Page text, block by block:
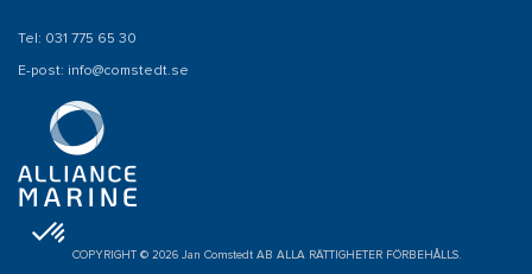
Tel: 031 775 65 30
E-post: info@comstedt.se
COPYRIGHT © 2026 Jan Comstedt AB ALLA RÄTTIGHETER FÖRBEHÅLLS.